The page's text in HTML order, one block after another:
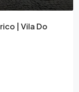
| Vila Do